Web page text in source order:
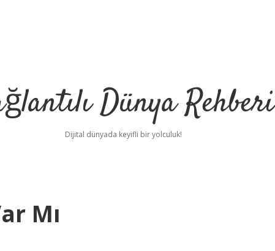
Dünya Rehberi
Dijital dünyada keyifli bir yolculuk!
Mı